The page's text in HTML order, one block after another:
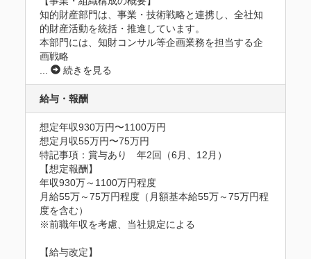
知的財産部門は、事業・技術戦略と連携し、全社知
的財産活動を統括・推進しています。
本部門には、知財コンサル等企画業務を担当する企
画戦略
続きを見る
給与・報酬
想定年収930万円〜1100万円
想定月収55万円〜75万円
特記事項：賞与あり　年2回（6月、12月）
【想定報酬】
年収930万～1100万円程度
月給55万～75万円程度（月額基本給55万～75万円程
度を含む）
※前職年収を考慮、当社規定による
【給与改定】